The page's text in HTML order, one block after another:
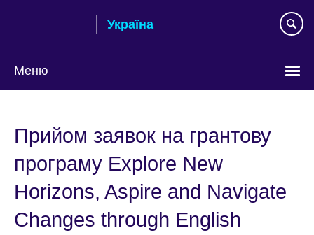
Україна
Меню
language
Прийом заявок на грантову
програму Explore New
Horizons, Aspire and Navigate
Changes through English